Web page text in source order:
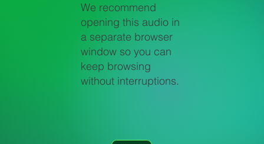
We recommend
opening this audio in
a separate browser
window so you can
keep browsing
without interruptions.